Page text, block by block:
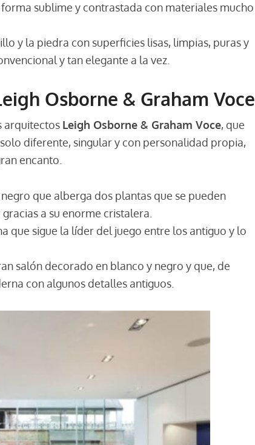
sublime y contrastada con materiales mucho
y la piedra con superficies lisas, limpias, puras y
y tan elegante a la vez.
Osborne & Graham Voce
arquitectos Leigh Osborne & Graham Voce, que
diferente, singular y con personalidad propia,
encanto.
que alberga dos plantas que se pueden
a su enorme cristalera.
que sigue la líder del juego entre los antiguo y lo
salón decorado en blanco y negro y que, de
con algunos detalles antiguos.